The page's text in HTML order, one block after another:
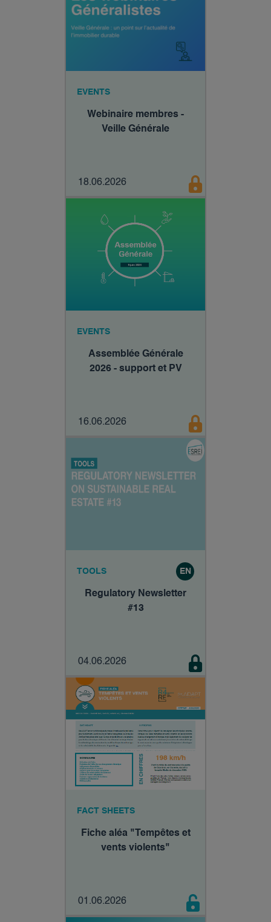
EVENTS
Webinaire membres -
Veille Générale
18.06.2026
EVENTS
Assemblée Générale
2026 - support et PV
16.06.2026
TOOLS EN
Regulatory Newsletter
#13
04.06.2026
FACT SHEETS
Fiche aléa "Tempêtes et
vents violents"
01.06.2026